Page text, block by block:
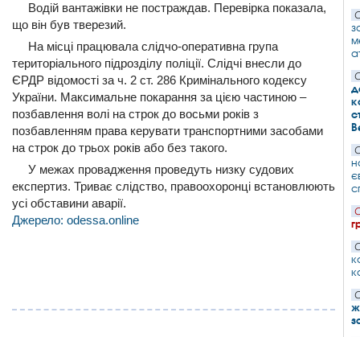
Водій вантажівки не постраждав. Перевірка показала,
що він був тверезий.
На місці працювала слідчо-оперативна група
територіального підрозділу поліції. Слідчі внесли до
ЄРДР відомості за ч. 2 ст. 286 Кримінального кодексу
України. Максимальне покарання за цією частиною –
позбавлення волі на строк до восьми років з
позбавленням права керувати транспортними засобами
на строк до трьох років або без такого.
У межах провадження проведуть низку судових
експертиз. Триває слідство, правоохоронці встановлюють
усі обставини аварії.
Джерело: odessa.online